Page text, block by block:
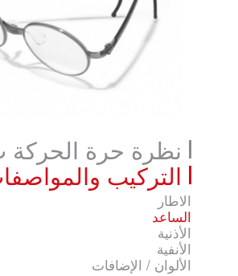
عديمة
ايفوركس
موشن
للاطفال (1-3) سنة
راحة قصوى اثناء
نظرة حرة الحركة ب
: التركيب
الاطار
الساعد
الأذنية
الأنفية
الألوان / الإضافات